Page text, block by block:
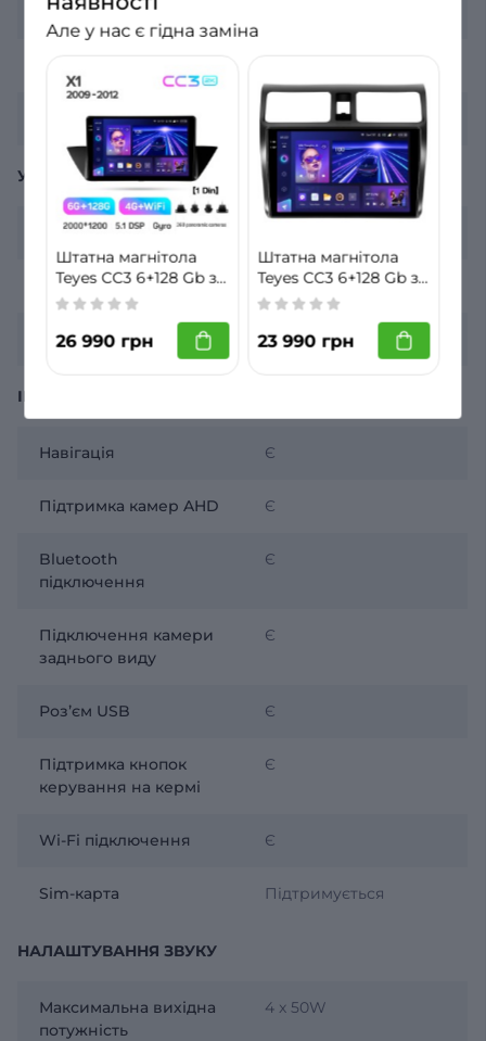
Роздільна здатність
Тип екрану QLED
УПРАВЛІННЯ
4G інтернет
CarPlay Є
Android Auto Є
ІНТЕРФЕЙСИ
Навігація Є
Підтримка камер AHD Є
Bluetooth
підключення
Є
Підключення камери
заднього виду
Є
Розʼєм USB Є
Підтримка кнопок
керування на кермі
Є
Wi-Fi підключення Є
Sim-карта Підтримується
НАЛАШТУВАННЯ ЗВУКУ
Максимальна вихідна
потужність
4 x 50W
Але у нас є гідна заміна
Штатна магнітола
Teyes CC3 6+128 Gb з
коловим оглядом
360° BMW X1 E84
2009 - 2012 10" 2k
26 990 грн
Штатна магнітола
Teyes CC3 6+128 Gb з
коловим оглядом
360° Suzuki Swift 3
2003-2010 10" 2k
23 990 грн